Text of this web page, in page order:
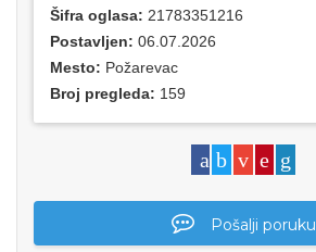
Šifra oglasa: 21783351216
Postavljen: 06.07.2026
Mesto: Požarevac
Broj pregleda: 159
Pošalji poruku